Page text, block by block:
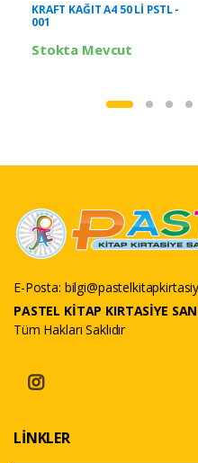
KRAFT KAĞIT A4 50 Lİ PSTL -
001
Stokta Mevcut
E-Posta:
PASTEL KİTAP KIRTASİYE
Tüm Hakları Saklıdır
LİNKLER